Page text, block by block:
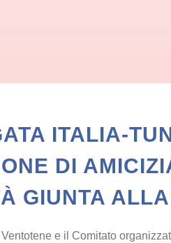
ITALIA-
DI
GIUNTA
Ventotene e il Comitato